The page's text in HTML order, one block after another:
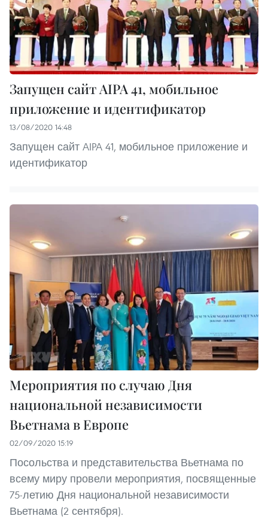
Запущен сайт AIPA 41, мобильное
приложение и идентификатор
13/08/2020 14:48
Запущен сайт AIPA 41, мобильное приложение и
идентификатор
Мероприятия по случаю Дня
национальной независимости
Вьетнама в Европе
02/09/2020 15:19
Посольства и представительства Вьетнама по
всему миру провели мероприятия, посвященные
75-летию Дня национальной независимости
Вьетнама (2 сентября).